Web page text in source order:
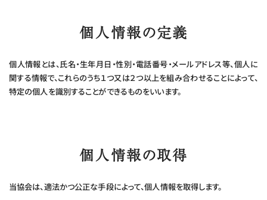
会員様専用ページ
些細なことでも、
個人情報の定義
個人情報とは、氏名・生年月日・性別・電話番号・メールアドレス等、個人に
関する情報で、これらのうち１つ又は２つ以上を組み合わせることによって、
特定の個人を識別することができるものをいいます。
個人情報の取得
当協会は、適法かつ公正な手段によって、個人情報を取得します。